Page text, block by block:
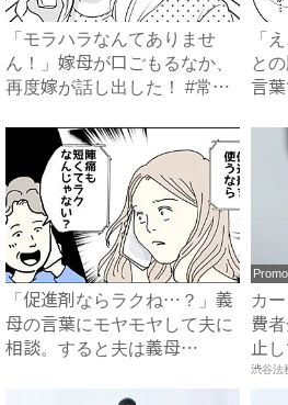
「モラハラなんてありませ
ん！」嫁母が口ごもるなか、
再度嫁が話し出した！ #常識
「
と
言
「促進剤ならラクね…？」義
母の言葉にモヤモヤして夫に
相談。すると夫は義母
カ
費
止
で...
渋谷法